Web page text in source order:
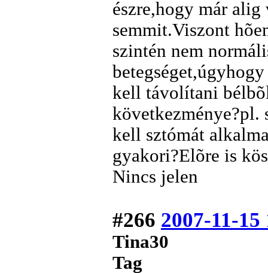
észre,hogy már
semmit.Viszont
szintén nem
kell távolítani
következménye?pl.
kell sztómát
gyakori?Elõre is
Nincs jelen
#266 2007-11-15
Tina30
Tag